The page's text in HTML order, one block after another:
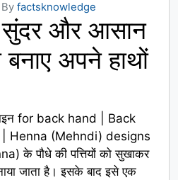
By factsknowledge
और आसान
बनाए अपने हाथों
for back hand | Back
Henna (Mehndi) designs
के पौधे की पत्तियों को सुखाकर
जाता है। इसके बाद इसे एक